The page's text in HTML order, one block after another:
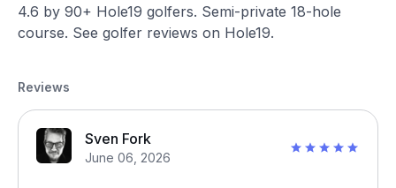
4.6 by 90+ Hole19 golfers. Semi-private 18-hole
course. See golfer reviews on Hole19.
Reviews
Sven Fork
June 06, 2026